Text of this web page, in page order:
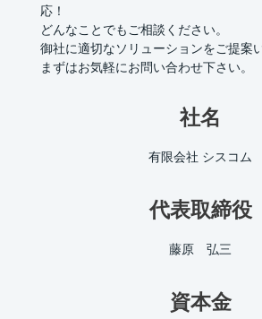
応！
どんなことでもご相談ください。
御社に適切なソリューションをご提案
まずはお気軽にお問い合わせ下さい。
社名
有限会社 シスコム
代表取締役
藤原 弘三
資本金